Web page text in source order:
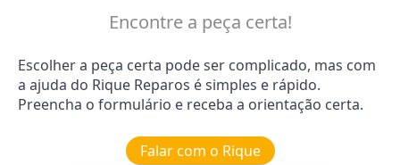
Encontre a peça certa!
Escolher a peça certa pode ser complicado, mas com
a ajuda do Rique Reparos é simples e rápido.
Preencha o formulário e receba a orientação certa.
Falar com o Rique